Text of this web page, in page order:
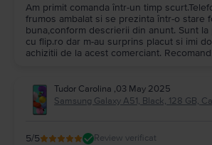
Am primit comanda într-un timp
frumos ambalat si se prezinta într-o stare
buna,conform descrierii din anunt. Sunt la
cu flip.ro dar m-au surprins placut si imi
achizitii de la acest comerciant. Recomand!
Tudor Carolina ,03 May 2025
Samsung Galaxy A51, Black, 128 GB,
5/5 Review verificat